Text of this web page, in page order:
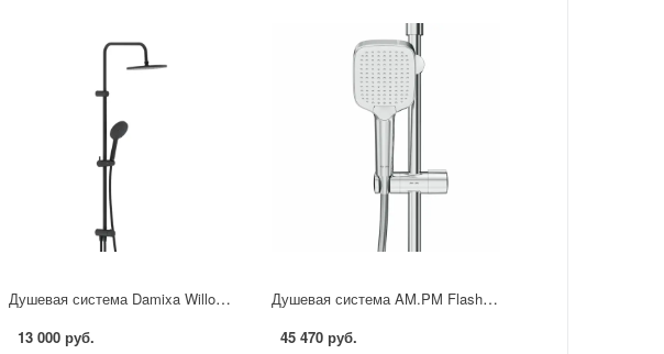
Душевая система Damixa Willow 921000300LM цвет черный матовый
13 000 руб.
Душевая система AM.PM Flash F079SQ500 с термостатом 3 режима цвет хром
45 470 руб.